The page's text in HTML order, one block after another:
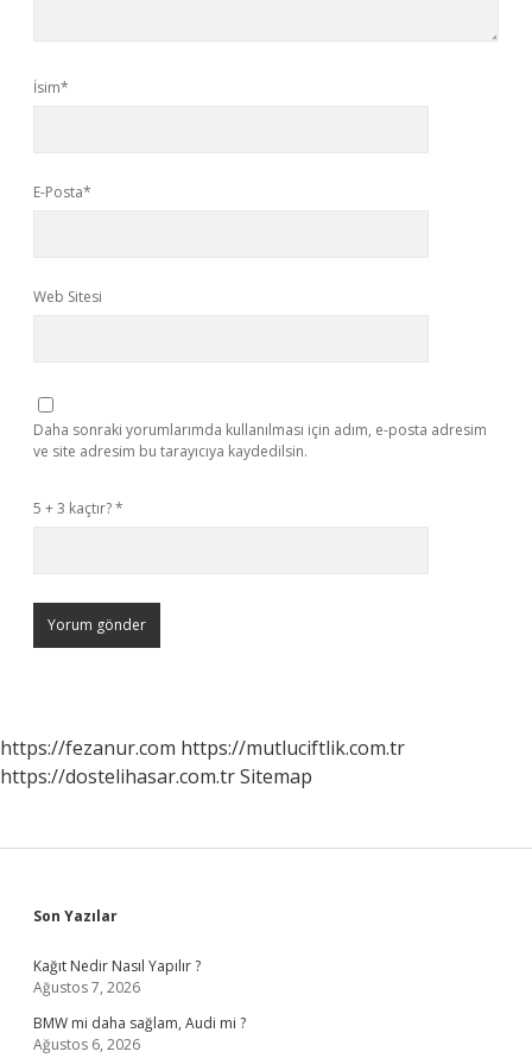
İsim*
E-Posta*
Web Sitesi
Daha sonraki yorumlarımda kullanılması için adım, e-posta adresim
ve site adresim bu tarayıcıya kaydedilsin.
5 + 3 kaçtır?*
https://fezanur.com https://mutluciftlik.com.tr
https://dostelihasar.com.trSitemap
Sidebar
Son Yazılar
Kağıt Nedir Nasıl Yapılır ?
Ağustos 7, 2026
BMW mi daha sağlam, Audi mi ?
Ağustos 6, 2026